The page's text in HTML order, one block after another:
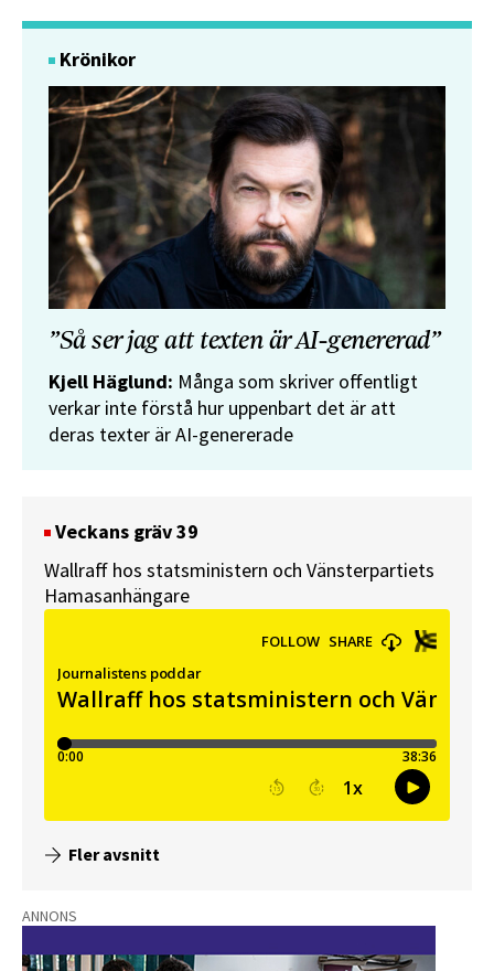
Krönikor
”Så ser jag att texten är AI-genererad”
Kjell Häglund: Många som skriver offentligt
verkar inte förstå hur uppenbart det är att
deras texter är AI-genererade
Veckans gräv 39
Wallraff hos statsministern och Vänsterpartiets
Hamasanhängare
Fler avsnitt
ANNONS